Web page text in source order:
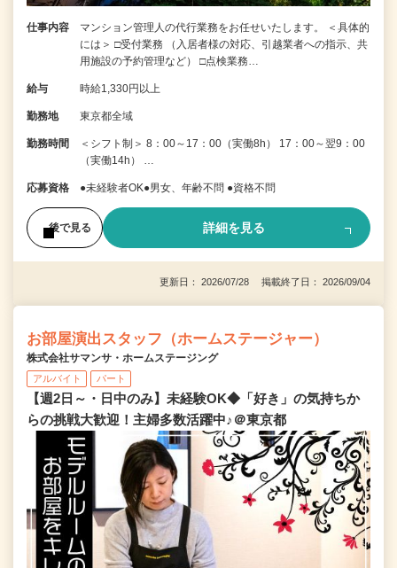
仕事内容
マンション管理人の代行業務をお任せいたします。 ＜具体的
には＞ □受付業務 （入居者様の対応、引越業者への指示、共
用施設の予約管理など） □点検業務…
給与 時給1,330円以上
勤務地 東京都全域
勤務時間
＜シフト制＞ 8：00～17：00（実働8h） 17：00～翌9：00
（実働14h） …
応募資格 ●未経験者OK●男女、年齢不問 ●資格不問
後で見る 詳細を見る
更新日： 2026/07/28 掲載終了日： 2026/09/04
お部屋演出スタッフ（ホームステージャー）
株式会社サマンサ・ホームステージング
アルバイト パート
【週2日～・日中のみ】未経験OK◆「好き」の気持ちか
らの挑戦大歓迎！主婦多数活躍中♪＠東京都